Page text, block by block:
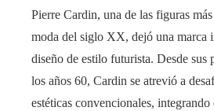
Pierre Cardin, una de las figuras
moda del siglo XX, dejó una marca
diseño de estilo futurista. Desde sus
los años 60, Cardin se atrevió a
estéticas convencionales,